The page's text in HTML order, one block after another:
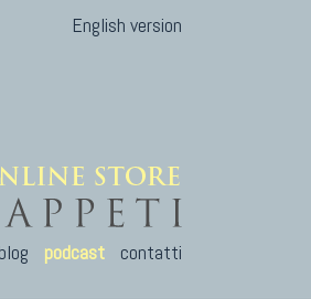
English version
blog podcast contatti